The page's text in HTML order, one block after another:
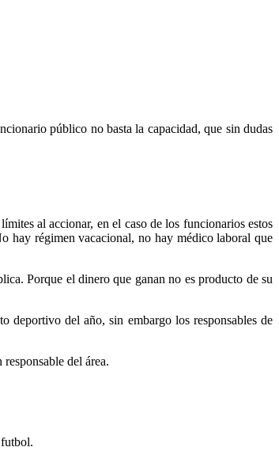
público no basta la capacidad, que sin dudas
al accionar, en el caso de los funcionarios estos
hay régimen vacacional, no hay médico laboral que
Porque el dinero que ganan no es producto de su
deportivo del año, sin embargo los responsables de
del área.